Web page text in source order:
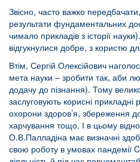
Звісно, часто важко
результати фундаментальних
чимало прикладів з історії
відгукнулися добре, з користю
Втім, Сергій Олексійович
мета науки – зробити так, аби
додачу до пізнання). Тому
заслуговують корисні прикладні
охорони здоров’я, збереження
харчування тощо. І в цьому
О.В.Палладіна має визначні
свою роботу в умовах пандемії